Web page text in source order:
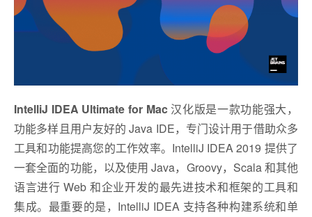
IntelliJ IDEA Ultimate for Mac汉化版是一款功能强大，
功能多样且用户友好的 Java IDE，专门设计用于借助众多
工具和功能提高您的工作效率。IntelliJ IDEA 2019 提供了
一套全面的功能，以及使用 Java，Groovy，Scala 和其他
语言进行 Web 和企业开发的最先进技术和框架的工具和
集成。最重要的是，IntelliJ IDEA 支持各种构建系统和单